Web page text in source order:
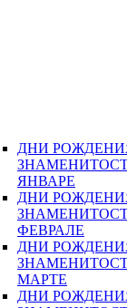
ДНИ
ЯНВАРЕ
ДНИ
ФЕВРАЛЕ
ДНИ
МАРТЕ
ДНИ